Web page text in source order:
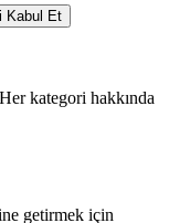
Kabul Et
kategori hakkında
getirmek için